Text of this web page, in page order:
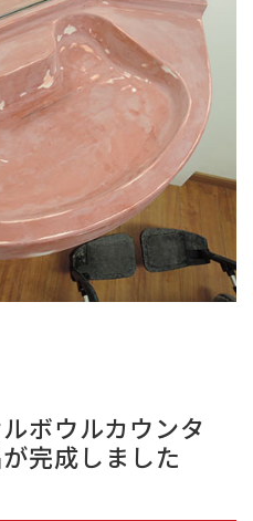
ボウルカウンタ
完成しました